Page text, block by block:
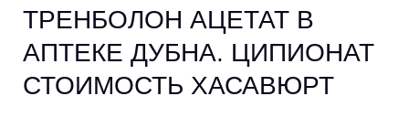
ТРЕНБОЛОН АЦЕТАТ В
АПТЕКЕ ДУБНА. ЦИПИОНАТ
СТОИМОСТЬ ХАСАВЮРТ